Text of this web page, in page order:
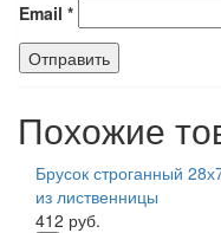
Email *
Похожие
Брусок строганный
из лиственницы
412 руб.